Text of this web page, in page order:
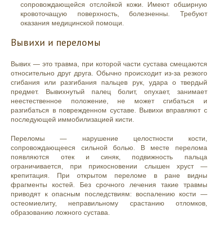
сопровождающейся отслойкой кожи. Имеют обширную
кровоточащую поверхность, болезненны. Требуют
оказания медицинской помощи.
Вывихи и переломы
Вывих — это травма, при которой части сустава смещаются
относительно друг друга. Обычно происходит из-за резкого
сгибания или разгибания пальцев рук, удара о твердый
предмет. Вывихнутый палец болит, опухает, занимает
неестественное положение, не может сгибаться и
разгибаться в поврежденном суставе. Вывихи вправляют с
последующей иммобилизацией кисти.
Переломы — нарушение целостности кости,
сопровождающееся сильной болью. В месте перелома
появляются отек и синяк, подвижность пальца
ограничивается, при прикосновении слышен хруст —
крепитация. При открытом переломе в ране видны
фрагменты костей. Без срочного лечения такие травмы
приводят к опасным последствиям: воспалению кости —
остеомиелиту, неправильному срастанию отломков,
образованию ложного сустава.